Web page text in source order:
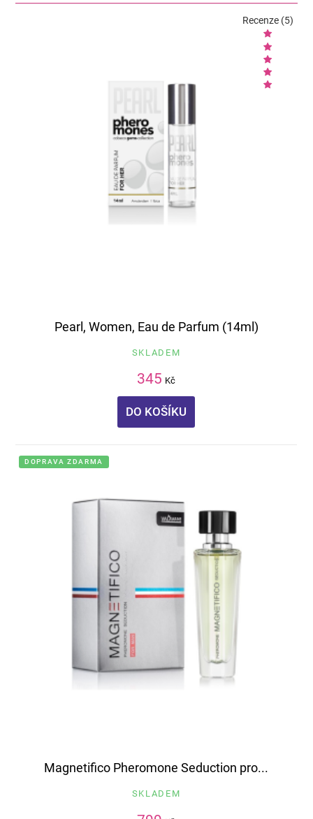
Pearl, Women, Eau de Parfum (14ml)
SKLADEM
345 Kč
DO KOŠÍKU
Recenze (5)
DOPRAVA ZDARMA
Magnetifico Pheromone Seduction pro...
SKLADEM